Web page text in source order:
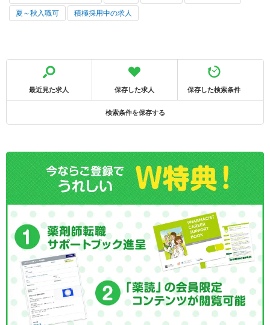
夏～秋入職可 積極採用中の求人
最近見た求人 保存した求人 保存した検索条件
検索条件を保存する